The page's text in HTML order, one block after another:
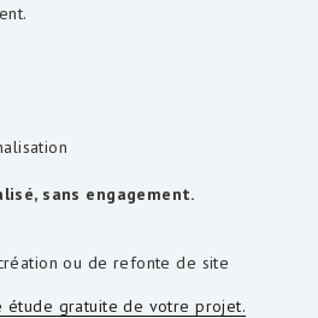
sans engagement.
ou de refonte de site
étude gratuite de votre projet.